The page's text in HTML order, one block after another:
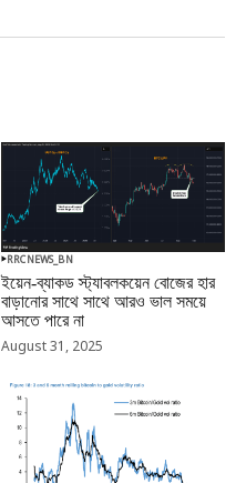
RRCNEWS_BN
ইয়েন-ব্যাকড স্ট্যাবলকয়েন বোজের হার
বাড়ানোর সাথে সাথে আরও ভাল সময়ে
আসতে পারে না
August 31, 2025